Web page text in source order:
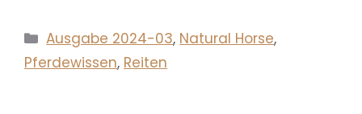
Kategorien
Ausgabe 2024-03, Natural Horse,
Pferdewissen, Reiten